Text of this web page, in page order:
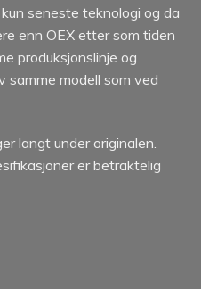
seneste teknologi og da
enn OEX etter som tiden
produksjonslinje og
samme modell som ved
langt under originalen.
er betraktelig